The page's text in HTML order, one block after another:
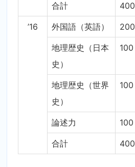
合計 400
’16 外国語（英語） 200
地理歴史（日本
史）
100
地理歴史（世界
史）
100
論述力 100
合計 400